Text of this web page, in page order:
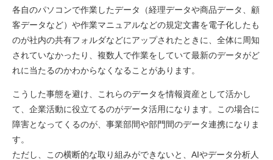
各自のパソコンで作業したデータ（経理データや商品データ、顧
客データなど）や作業マニュアルなどの規定文書を電子化したも
のが社内の共有フォルダなどにアップされたときに、全体に周知
されていなかったり、複数人で作業をしていて最新のデータがど
れに当たるのかわからなくなることがあります。
こうした事態を避け、これらのデータを情報資産として活かし
て、企業活動に役立てるのがデータ活用になります。この場合に
障害となってくるのが、事業部間や部門間のデータ連携になりま
す。
ただし、この横断的な取り組みができないと、AIやデータ分析人